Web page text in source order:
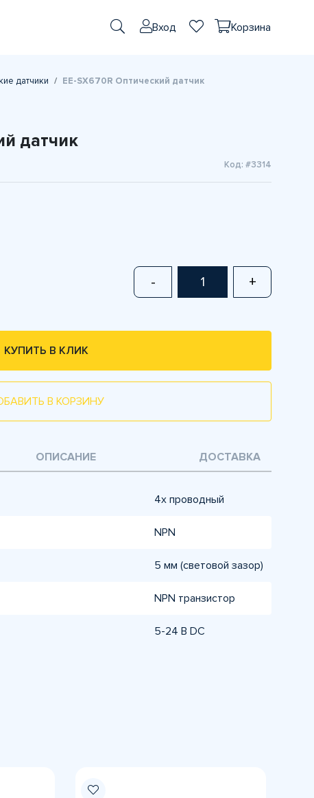
Вход Корзина
датчики EE-SX670R Оптический датчик
датчик
Код: #3314
- +
КУПИТЬ В КЛИК
В КОРЗИНУ
ОПИСАНИЕ ДОСТАВКА
4х проводный
NPN
5 мм (световой зазор)
NPN транзистор
5-24 В DC